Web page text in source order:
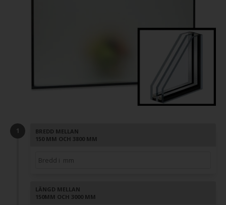
BREDD MELLAN
150 MM OCH 3800 MM
LÄNGD MELLAN
150MM OCH 3000 MM